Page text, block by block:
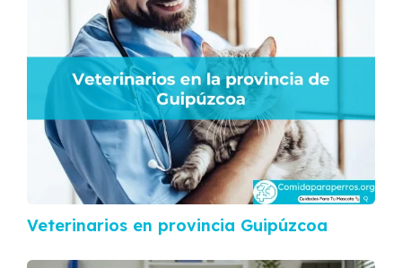
Veterinarios en provincia Guipúzcoa